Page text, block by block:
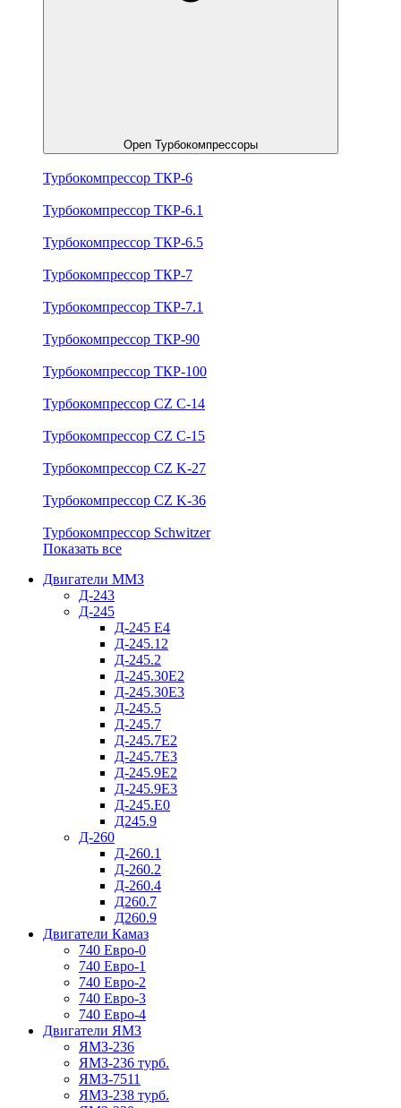
Open Турбокомпрессоры
Турбокомпрессор ТКР-6
Турбокомпрессор ТКР-6.1
Турбокомпрессор ТКР-6.5
Турбокомпрессор ТКР-7
Турбокомпрессор ТКР-7.1
Турбокомпрессор ТКР-90
Турбокомпрессор ТКР-100
Турбокомпрессор CZ C-14
Турбокомпрессор CZ C-15
Турбокомпрессор CZ K-27
Турбокомпрессор CZ K-36
Турбокомпрессор Schwitzer
Показать все
Двигатели ММЗ
Д-243
Д-245
Д-245 Е4
Д-245.12
Д-245.2
Д-245.30Е2
Д-245.30Е3
Д-245.5
Д-245.7
Д-245.7Е2
Д-245.7Е3
Д-245.9Е2
Д-245.9Е3
Д-245.Е0
Д245.9
Д-260
Д-260.1
Д-260.2
Д-260.4
Д260.7
Д260.9
Двигатели Камаз
740 Евро-0
740 Евро-1
740 Евро-2
740 Евро-3
740 Евро-4
Двигатели ЯМЗ
ЯМЗ-236
ЯМЗ-236 турб.
ЯМЗ-7511
ЯМЗ-238 турб.